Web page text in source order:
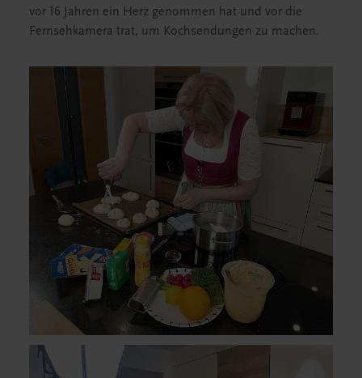
vor 16 Jahren ein Herz genommen hat und vor die
Fernsehkamera trat, um Kochsendungen zu machen.